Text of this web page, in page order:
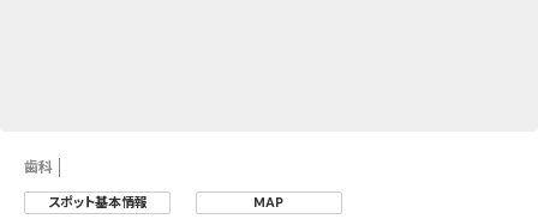
歯科
スポット基本情報 MAP